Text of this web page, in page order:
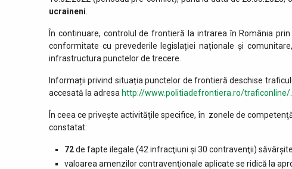
ucraineni
În continuare, controlul de frontieră la intrarea în România
conformitate cu prevederile legislației naționale și
infrastructura punctelor de trecere.
Informații privind situația punctelor de frontieră deschise
accesată la adresa http://www.politiadefrontiera.ro/traficonline/
În ceea ce priveşte activităţile specifice, în zonele de
constatat:
72de fapte ilegale (42 infracţiuni şi 30 contravenţii)
valoarea amenzilor contravenţionale aplicate se ridică la